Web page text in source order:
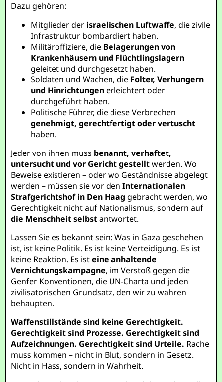
Dazu gehören:
Mitglieder der israelischen Luftwaffe, die zivile
Infrastruktur bombardiert haben.
Militäroffiziere, die Belagerungen von
Krankenhäusern und Flüchtlingslagern
geleitet und durchgesetzt haben.
Soldaten und Wachen, die Folter, Verhungern
und Hinrichtungenerleichtert oder
durchgeführt haben.
Politische Führer, die diese Verbrechen
genehmigt, gerechtfertigt oder vertuscht
haben.
Jeder von ihnen muss benannt, verhaftet,
untersucht und vor Gericht gestelltwerden. Wo
Beweise existieren – oder wo Geständnisse abgelegt
werden – müssen sie vor denInternationalen
Strafgerichtshof in Den Haag gebracht werden, wo
Gerechtigkeit nicht auf Nationalismus, sondern auf
die Menschheit selbstantwortet.
Lassen Sie es bekannt sein: Was in Gaza geschehen
ist, ist keine Politik. Es ist keine Verteidigung. Es ist
keine Reaktion. Es isteine anhaltende
Vernichtungskampagne, im Verstoß gegen die
Genfer Konventionen, die UN-Charta und jeden
zivilisatorischen Grundsatz, den wir zu wahren
behaupten.
Waffenstillstände sind keine Gerechtigkeit.
Gerechtigkeit sind Prozesse. Gerechtigkeit sind
Aufzeichnungen. Gerechtigkeit sind Urteile. Rache
muss kommen – nicht in Blut, sondern in Gesetz.
Nicht in Hass, sondern in Wahrheit.